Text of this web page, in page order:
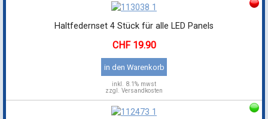
Haltfedernset 4 Stück für alle LED Panels
19.90
in den Warenkorb
inkl. 8.1% mwst
zzgl. Versandkosten